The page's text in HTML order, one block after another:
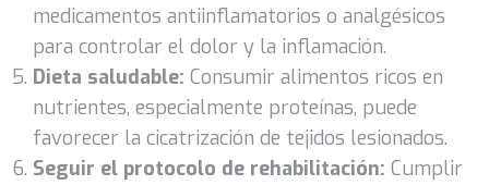
medicamentos antiinflamatorios o analgésicos
para controlar el dolor y la inflamación.
Dieta saludable: Consumir alimentos ricos en
nutrientes, especialmente proteínas, puede
favorecer la cicatrización de tejidos lesionados.
Seguir el protocolo de rehabilitación: Cumplir